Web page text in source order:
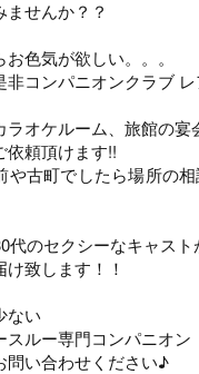
ませんか？？
色気が欲しい。。。
非コンパニオンクラブ レ
ラオケルーム、旅館の宴
依頼頂けます!!
や古町でしたら場所の
代のセクシーなキャスト
致します！！
ない
スルー専門コンパニオン
問い合わせください♪